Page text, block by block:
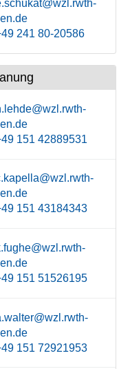
241 80-20586
151 42889531
151 43184343
151 51526195
151 72921953